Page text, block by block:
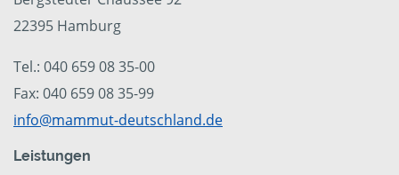
22395 Hamburg
Tel.: 040 659 08 35-00
Fax: 040 659 08 35-99
info@mammut-deutschland.de
Leistungen